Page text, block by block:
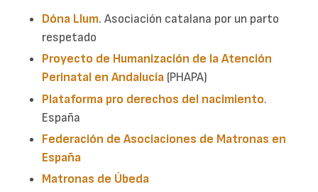
Dóna Llum. Asociación catalana por un parto
respetado
Proyecto de Humanización de la Atención
Perinatal en Andalucía (PHAPA)
Plataforma pro derechos del nacimiento.
España
Federación de Asociaciones de Matronas en
España
Matronas de Úbeda